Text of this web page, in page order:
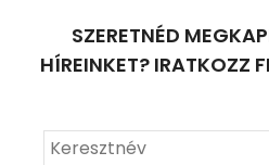
SZERETNÉD
HÍREINKET? IRATKOZZ